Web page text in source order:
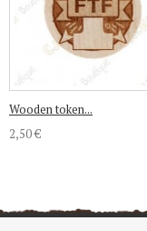
Wooden token...
2,50 €